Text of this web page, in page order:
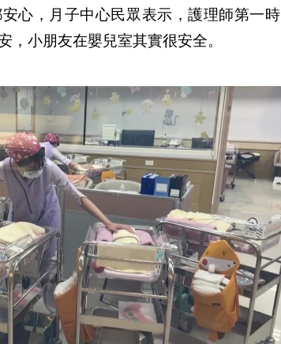
心，月子中心民眾表示，護理師第一時
，小朋友在嬰兒室其實很安全。